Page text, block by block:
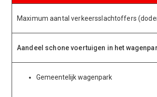
Maximum aantal verkeersslachtoffers
Aandeel schone voertuigen in het
Gemeentelijk wagenpark